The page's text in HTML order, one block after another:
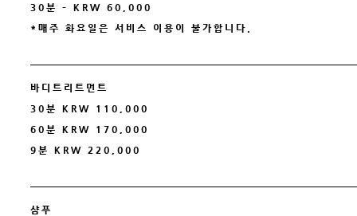
30분 – KRW 60,000
*매주 화요일은 서비스 이용이 불가합니다.
바디트리트먼트
30분 KRW 110,000
60분 KRW 170,000
9분 KRW 220,000
샴푸